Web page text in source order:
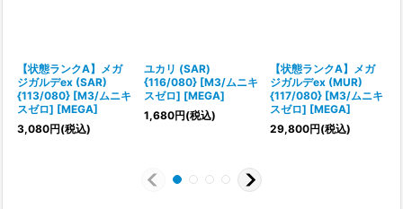
【状態ランクA】メガ
ジガルデex (SAR)
{113/080} [M3/ムニキ
スゼロ] [MEGA]
3,080円(税込)
ユカリ (SAR)
{116/080} [M3/ムニキ
スゼロ] [MEGA]
1,680円(税込)
【状態ランクA】メガ
ジガルデex (MUR)
{117/080} [M3/ムニキ
スゼロ] [MEGA]
29,800円(税込)